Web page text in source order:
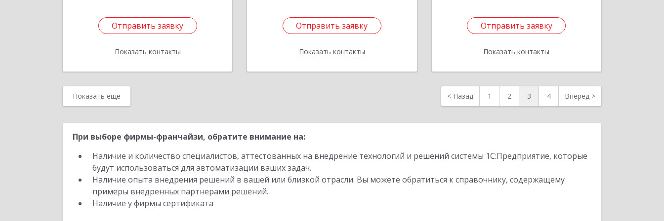
Отправить заявку
Показать контакты
Отправить заявку
Назад
Отправить заявку
Показать контакты
Отправить заявку
Назад
Отправить заявку
Показать контакты
Отправить заявку
Назад
Показать еще < Назад 1 2 3 4 Вперед >
При выборе фирмы-франчайзи, обратите внимание на:
Наличие и количество специалистов, аттестованных на внедрение технологий и решений системы 1С:Предприятие, которые
будут использоваться для автоматизации ваших задач.
Наличие опыта внедрения решений в вашей или близкой отрасли. Вы можете обратиться к справочнику, содержащему
примеры внедренных партнерами решений.
Наличие у фирмы сертификата